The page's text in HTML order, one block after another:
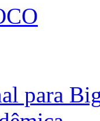
para